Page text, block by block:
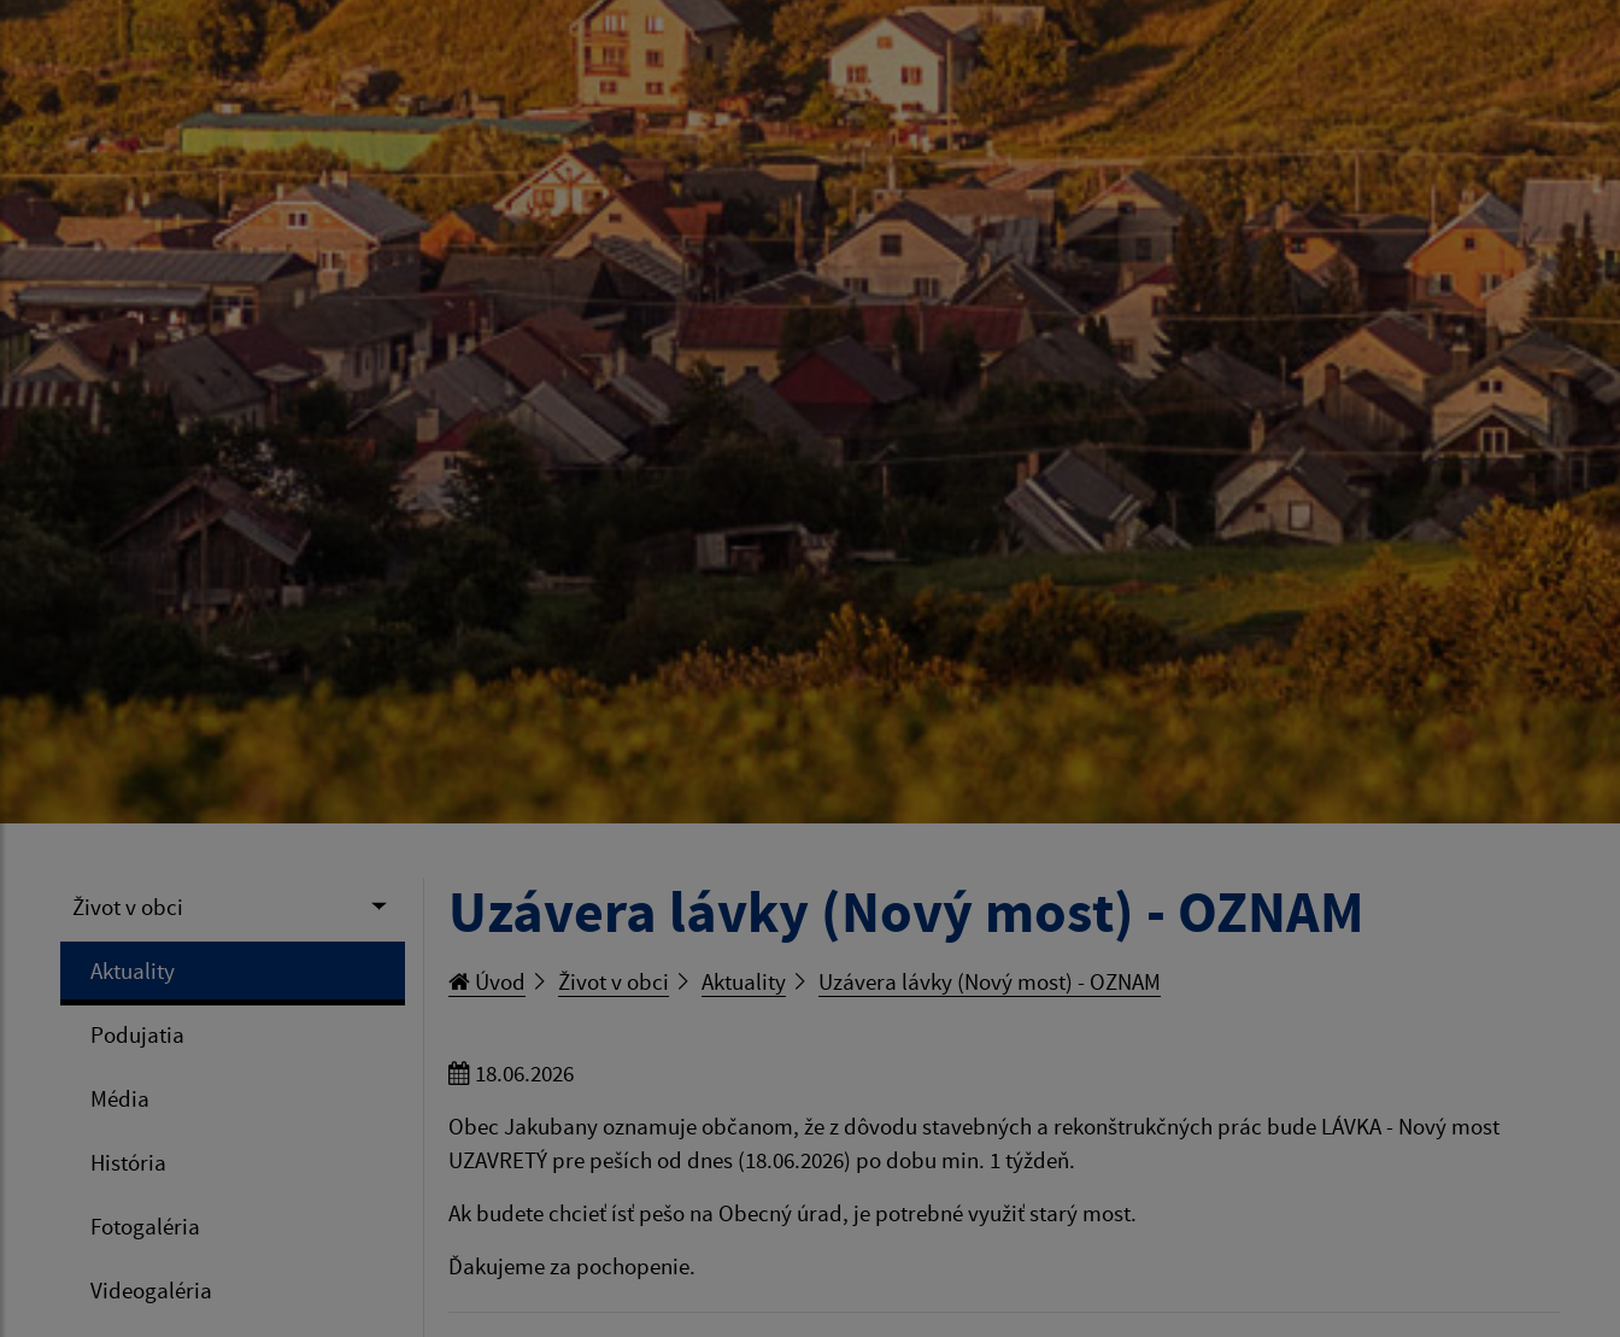
Život v obci
Aktuality
Podujatia
Média
História
Fotogaléria
Videogaléria
Uzávera lávky (Nový most) - OZNAM
Úvod Život v obci Aktuality Uzávera lávky (Nový most) - OZNAM
18.06.2026
Obec Jakubany oznamuje občanom, že z dôvodu stavebných a rekonštrukčných prác bude LÁVKA - Nový most
UZAVRETÝ pre peších od dnes (18.06.2026) po dobu min. 1 týždeň.
Ak budete chcieť ísť pešo na Obecný úrad, je potrebné využiť starý most.
Ďakujeme za pochopenie.